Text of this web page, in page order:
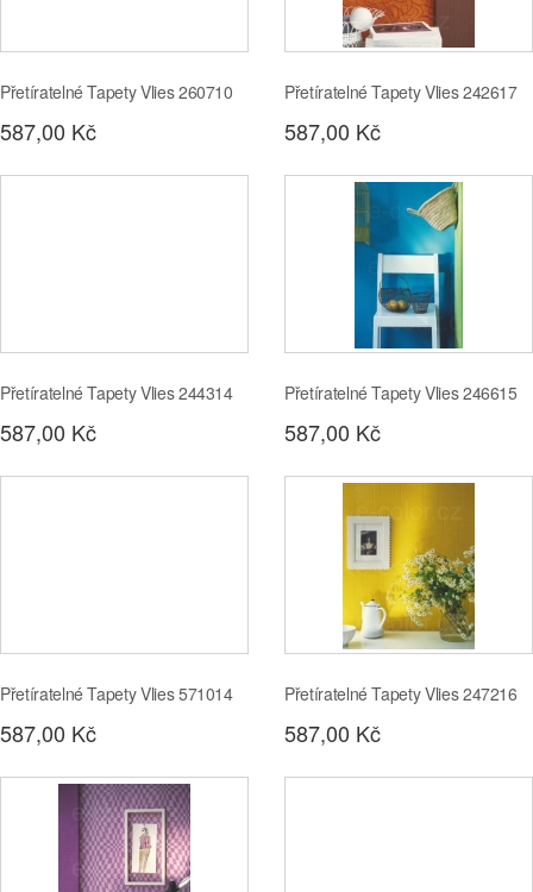
Přetíratelné Tapety Vlies 260710
587,00 Kč
Přetíratelné Tapety Vlies 242617
587,00 Kč
Přetíratelné Tapety Vlies 244314
587,00 Kč
Přetíratelné Tapety Vlies 246615
587,00 Kč
Přetíratelné Tapety Vlies 571014
587,00 Kč
Přetíratelné Tapety Vlies 247216
587,00 Kč